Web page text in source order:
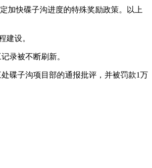
加快碟子沟进度的特殊奖励政策。以上
建设。
录被不断刷新。
碟子沟项目部的通报批评，并被罚款1万